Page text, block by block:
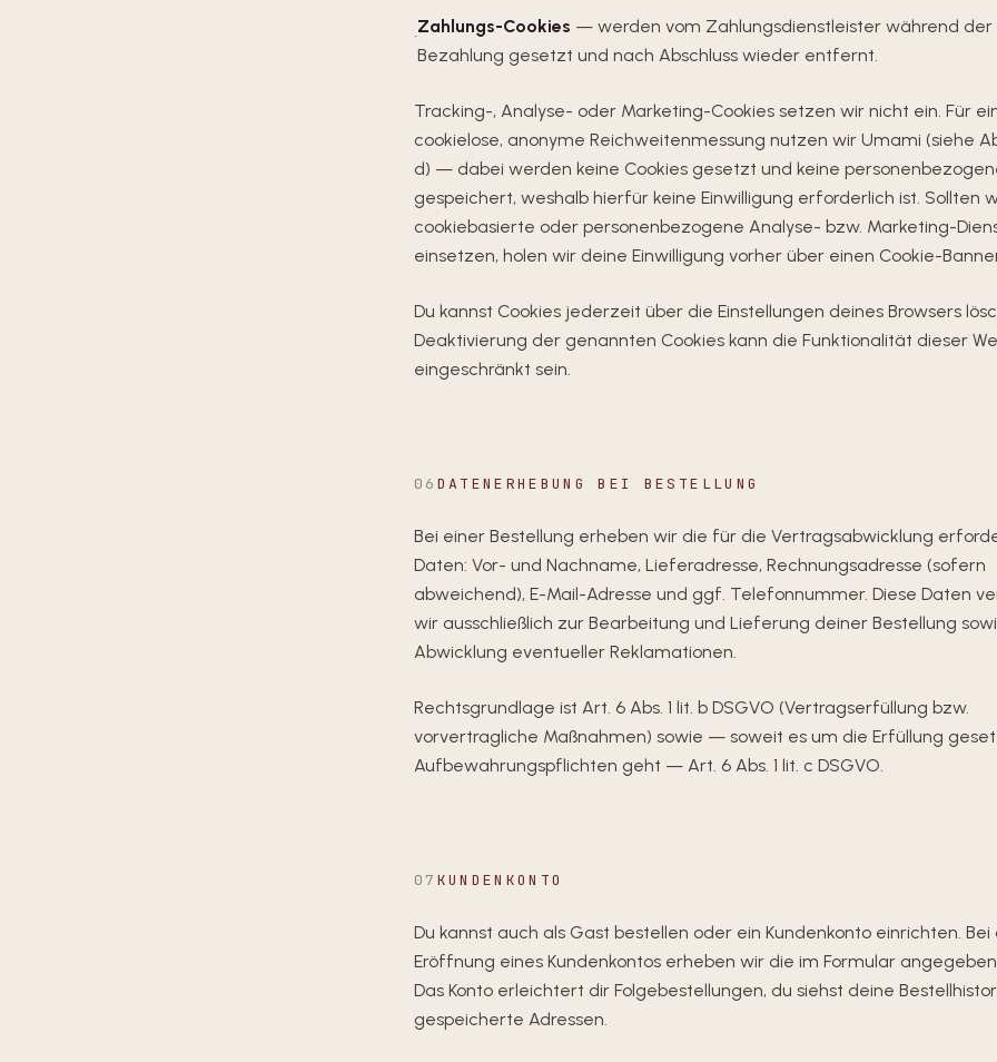
·Zahlungs-Cookies — werden vom Zahlungsdienstleister während der
Bezahlung gesetzt und nach Abschluss wieder entfernt.
Tracking-, Analyse- oder Marketing-Cookies setzen wir nicht ein. Für
cookielose, anonyme Reichweitenmessung nutzen wir Umami (siehe
d) — dabei werden keine Cookies gesetzt und keine
gespeichert, weshalb hierfür keine Einwilligung erforderlich ist. Sollten
cookiebasierte oder personenbezogene Analyse- bzw. Marketing-
einsetzen, holen wir deine Einwilligung vorher über einen Cookie-
Du kannst Cookies jederzeit über die Einstellungen deines Browsers
Deaktivierung der genannten Cookies kann die Funktionalität dieser
eingeschränkt sein.
06 DATENERHEBUNG BEI BESTELLUNG
Bei einer Bestellung erheben wir die für die Vertragsabwicklung
Daten: Vor- und Nachname, Lieferadresse, Rechnungsadresse (sofern
abweichend), E-Mail-Adresse und ggf. Telefonnummer. Diese Daten
wir ausschließlich zur Bearbeitung und Lieferung deiner Bestellung
Abwicklung eventueller Reklamationen.
Rechtsgrundlage ist Art. 6 Abs. 1 lit. b DSGVO (Vertragserfüllung bzw.
vorvertragliche Maßnahmen) sowie — soweit es um die Erfüllung
Aufbewahrungspflichten geht — Art. 6 Abs. 1 lit. c DSGVO.
07 KUNDENKONTO
Du kannst auch als Gast bestellen oder ein Kundenkonto einrichten. Bei
Eröffnung eines Kundenkontos erheben wir die im Formular
Das Konto erleichtert dir Folgebestellungen, du siehst deine
gespeicherte Adressen.